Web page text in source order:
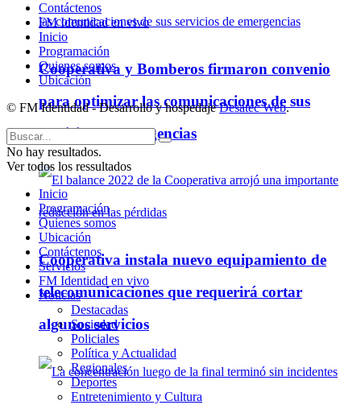
Cooperativa y Bomberos firmaron convenio
para optimizar las comunicaciones de sus
servicios de emergencias
Cooperativa instala nuevo equipamiento de
telecomunicaciones que requerirá cortar
algunos servicios
Contáctenos
FM Identidad en vivo
Inicio
Programación
Quienes somos
Ubicación
© FM Identidad - Desarrollo y hospedajeDesatec Web.
No hay resultados.
Ver todos los ressultados
Inicio
Programación
Quienes somos
Ubicación
Contáctenos
Servicios
FM Identidad en vivo
Noticias
Destacadas
Sociedad
Policiales
Política y Actualidad
Regionales
Deportes
Entretenimiento y Cultura